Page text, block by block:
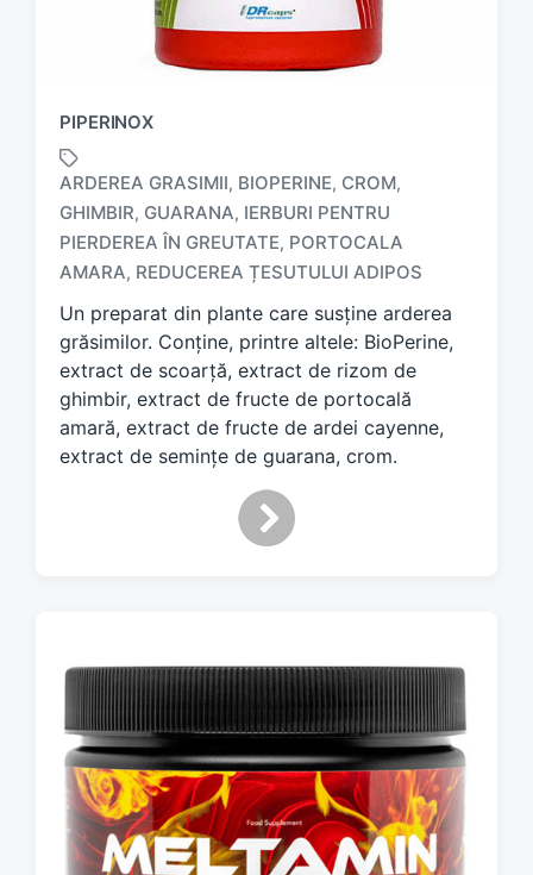
PIPERINOX
a
g
g
d
w
i
t
h
ARDEREA GRASIMII, BIOPERINE, CROM,
GHIMBIR, GUARANA, IERBURI PENTRU
PIERDEREA ÎN GREUTATE, PORTOCALA
AMARA, REDUCEREA ȚESUTULUI ADIPOS
Un preparat din plante care susține arderea
grăsimilor. Conține, printre altele: BioPerine,
extract de scoarță, extract de rizom de
ghimbir, extract de fructe de portocală
amară, extract de fructe de ardei cayenne,
extract de semințe de guarana, crom.